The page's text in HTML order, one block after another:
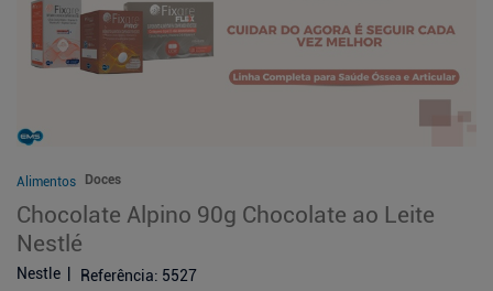
Alimentos Doces
Chocolate Alpino 90g Chocolate ao Leite
Nestlé
Nestle Referência: 5527
5º fralda geriatrica
10º shampoo